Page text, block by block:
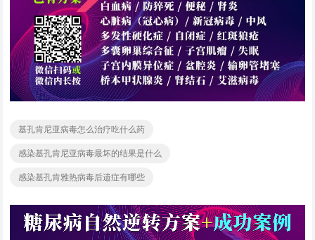
基孔肯尼亚病毒怎么治疗吃什么药
感染基孔肯尼亚病毒最坏的结果是什么
感染基孔肯雅热病毒后遗症有哪些